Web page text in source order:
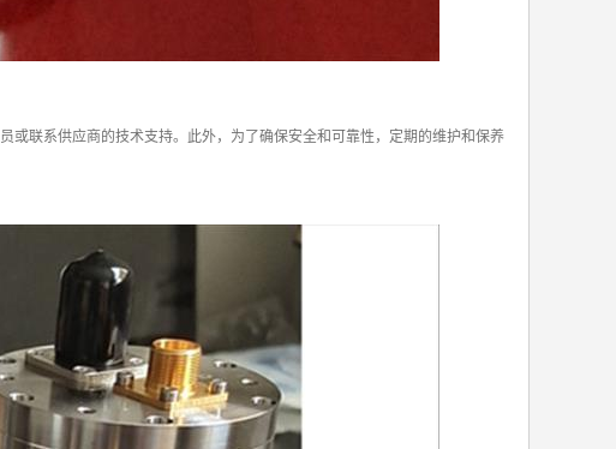
联系供应商的技术支持。此外，为了确保安全和可靠性，定期的维护和保养